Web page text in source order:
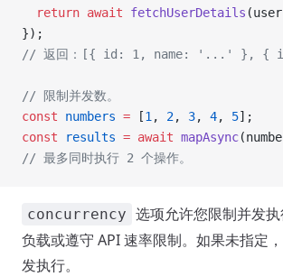
  return
await fetchUserDetails
});
// 返回：[{ id: 1, name: '...' },
// 限制并发数。
const numbers = [1 , 2, 3, 4, 5];
const results = await mapAsync
// 最多同时执行 2 个操作。
concurrency 选项允许您限制并发
负载或遵守 API 速率限制。如果未指定
发执行。